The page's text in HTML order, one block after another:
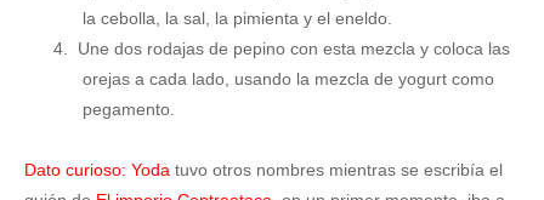
la cebolla, la sal, la pimienta y el eneldo.
4.
Une dos rodajas de pepino con esta mezcla y coloca las
orejas a cada lado, usando la mezcla de yogurt como
pegamento.
Dato curioso: Yoda tuvo otros nombres mientras se escribía el